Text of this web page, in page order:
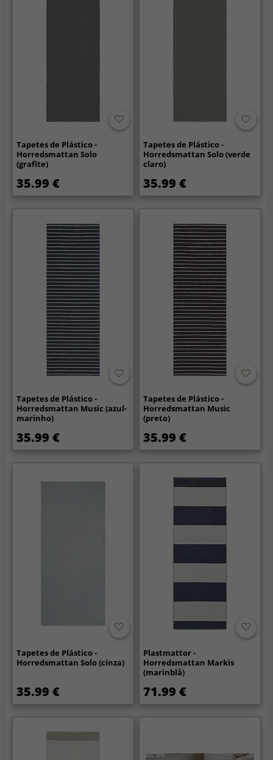
Tapetes de Plástico -
Horredsmattan Solo
(grafite)
35.99 €
Tapetes de Plástico -
Horredsmattan Solo (verde
claro)
35.99 €
Tapetes de Plástico -
Horredsmattan Music (azul-
marinho)
35.99 €
Tapetes de Plástico -
Horredsmattan Music
(preto)
35.99 €
Tapetes de Plástico -
Horredsmattan Solo (cinza)
35.99 €
Plastmattor -
Horredsmattan Markis
(marinblå)
71.99 €